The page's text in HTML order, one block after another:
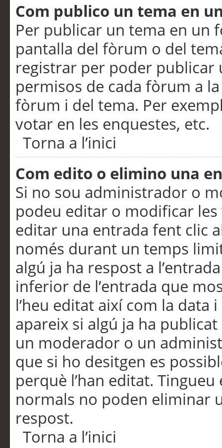
Com publico un tema en
Per publicar un tema en un
pantalla del fòrum o del
registrar per poder publicar
permisos de cada fòrum a
fòrum i del tema. Per
votar en les enquestes, etc.
Torna a l’inici
Com edito o elimino una
Si no sou administrador o
podeu editar o modificar
editar una entrada fent clic
només durant un temps
algú ja ha respost a
inferior de l’entrada que
l’heu editat així com la data
apareix si algú ja ha
un moderador o un
que si ho desitgen es
perquè l’han editat.
normals no poden eliminar
respost.
Torna a l’inici